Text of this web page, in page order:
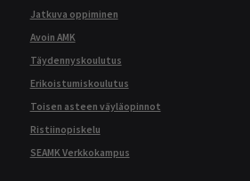
Jatkuva oppiminen
Avoin AMK
Täydennyskoulutus
Erikoistumiskoulutus
Toisen asteen väyläopinnot
Ristiinopiskelu
SEAMK Verkkokampus